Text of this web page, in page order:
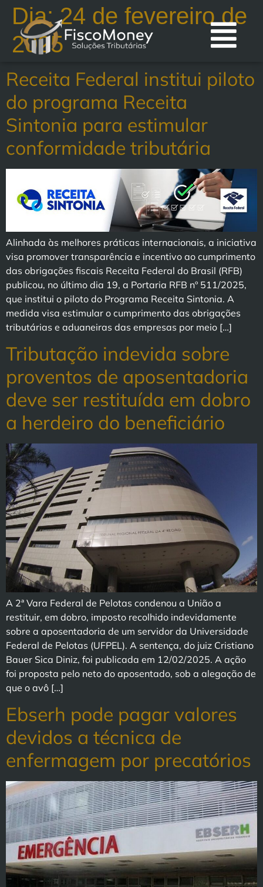
Dia:24 de fevereiro de
2025
Receita Federal institui piloto
do programa Receita
Sintonia para estimular
conformidade tributária
Alinhada às melhores práticas internacionais, a iniciativa
visa promover transparência e incentivo ao cumprimento
das obrigações fiscais Receita Federal do Brasil (RFB)
publicou, no último dia 19, a Portaria RFB nº 511/2025,
que institui o piloto do Programa Receita Sintonia. A
medida visa estimular o cumprimento das obrigações
tributárias e aduaneiras das empresas por meio […]
Tributação indevida sobre
proventos de aposentadoria
deve ser restituída em dobro
a herdeiro do beneficiário
A 2ª Vara Federal de Pelotas condenou a União a
restituir, em dobro, imposto recolhido indevidamente
sobre a aposentadoria de um servidor da Universidade
Federal de Pelotas (UFPEL). A sentença, do juiz Cristiano
Bauer Sica Diniz, foi publicada em 12/02/2025. A ação
foi proposta pelo neto do aposentado, sob a alegação de
que o avô […]
Ebserh pode pagar valores
devidos a técnica de
enfermagem por precatórios